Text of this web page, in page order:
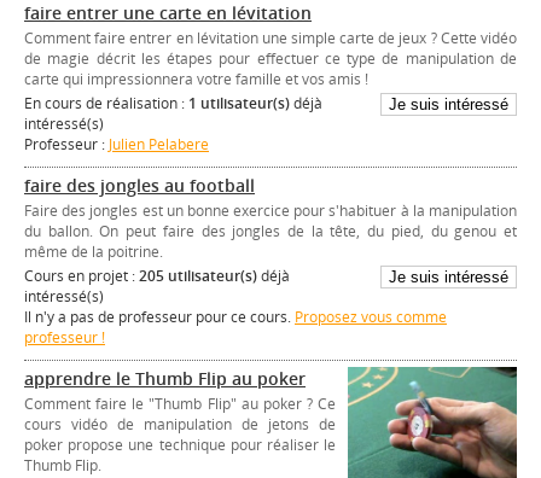
faire entrer une carte en lévitation
Comment faire entrer en lévitation une simple carte de jeux ? Cette vidéo
de magie décrit les étapes pour effectuer ce type de manipulation de
carte qui impressionnera votre famille et vos amis !
En cours de réalisation : 1 utilisateur(s)déjà
intéressé(s)
Professeur : Julien Pelabere
faire des jongles au football
Faire des jongles est un bonne exercice pour s'habituer à la manipulation
du ballon. On peut faire des jongles de la tête, du pied, du genou et
même de la poitrine.
Cours en projet :205 utilisateur(s)déjà
intéressé(s)
Il n'y a pas de professeur pour ce cours. Proposez vous comme
professeur !
apprendre le Thumb Flip au poker
Comment faire le "Thumb Flip" au poker ? Ce
cours vidéo de manipulation de jetons de
poker propose une technique pour réaliser le
Thumb Flip.